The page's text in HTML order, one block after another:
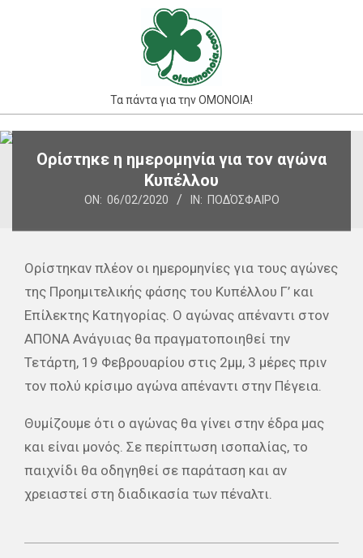
Τα πάντα για την ΟΜΟΝΟΙΑ!
Primary
NavigationΟρίστηκε η ημερομηνία για τον αγώνα
Κυπέλλου
ON: 06/02/2020 IN: ΠΟΔΌΣΦΑΙΡΟ
Ορίστηκαν πλέον οι ημερομηνίες για τους αγώνες
της Προημιτελικής φάσης του Κυπέλλου Γ’ και
Επίλεκτης Κατηγορίας. Ο αγώνας απέναντι στον
ΑΠΟΝΑ Ανάγυιας θα πραγματοποιηθεί την
Τετάρτη, 19 Φεβρουαρίου στις 2μμ, 3 μέρες πριν
τον πολύ κρίσιμο αγώνα απέναντι στην Πέγεια.
Θυμίζουμε ότι ο αγώνας θα γίνει στην έδρα μας
και είναι μονός. Σε περίπτωση ισοπαλίας, το
παιχνίδι θα οδηγηθεί σε παράταση και αν
χρειαστεί στη διαδικασία των πέναλτι.